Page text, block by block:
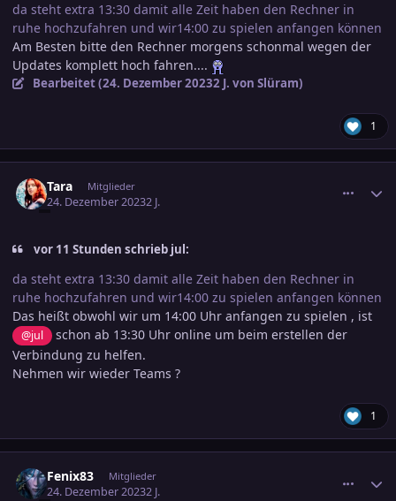
da steht extra 13:30 damit alle Zeit haben den Rechner in
ruhe hochzufahren und wir14:00 zu spielen anfangen können
Am Besten bitte den Rechner morgens schonmal wegen der
Updates komplett hoch fahren....
Bearbeitet (24. Dezember 20232 J. von Slüram)
1
Tara Mitglieder
24. Dezember 20232 J.
vor 11 Stunden schrieb jul:
da steht extra 13:30 damit alle Zeit haben den Rechner in
ruhe hochzufahren und wir14:00 zu spielen anfangen können
Das heißt obwohl wir um 14:00 Uhr anfangen zu spielen , ist
@jul
schon ab 13:30 Uhr online um beim erstellen der
Verbindung zu helfen.
Nehmen wir wieder Teams ?
1
Fenix83 Mitglieder
24. Dezember 20232 J.